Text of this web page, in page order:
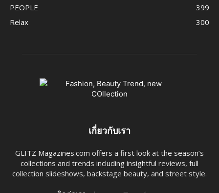
PEOPLE
399
Relax
300
เกี่ยวกับเรา
GLITZ Magazines.com offers a first look at the season’s
collections and trends including insightful reviews, full
collection slideshows, backstage beauty, and street style.